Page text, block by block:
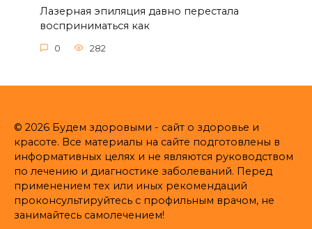
Лазерная эпиляция давно перестала
восприниматься как
0 282
© 2026 Будем здоровыми - сайт о здоровье и
красоте. Все материалы на сайте подготовлены в
информативных целях и не являются руководством
по лечению и диагностике заболеваний. Перед
применением тех или иных рекомендаций
проконсультируйтесь с профильным врачом, не
занимайтесь самолечением!